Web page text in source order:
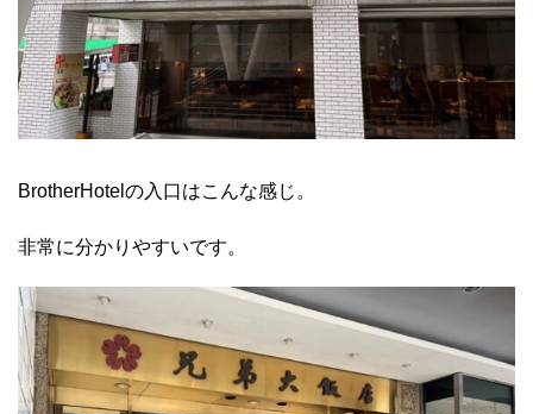
BrotherHotelの入口はこんな感じ。
非常に分かりやすいです。